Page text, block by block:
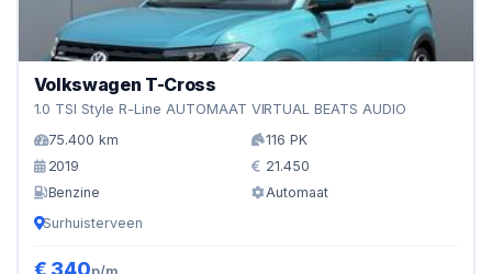
Volkswagen T-Cross
1.0 TSI Style R-Line AUTOMAAT VIRTUAL BEATS AUDIO
75.400 km
116 PK
2019
21.450
Benzine
Automaat
Surhuisterveen
€ 340